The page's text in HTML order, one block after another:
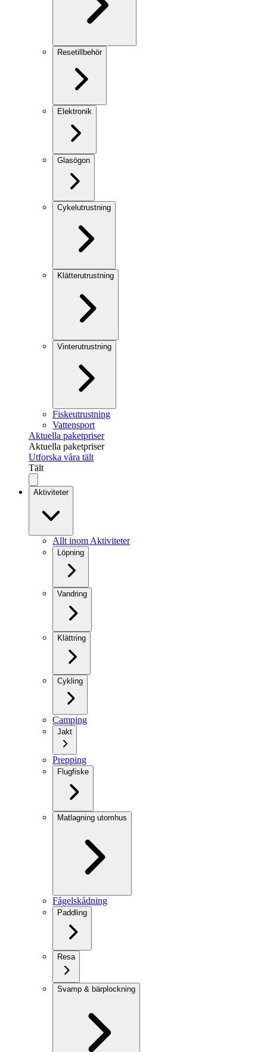
Resetillbehör
Elektronik
Glasögon
Cykelutrustning
Klätterutrustning
Vinterutrustning
Fiskeutrustning
Vattensport
Aktuella paketpriser
Aktuella paketpriser
Utforska våra tält
Tält
Aktiviteter
Allt inom Aktiviteter
Löpning
Vandring
Klättring
Cykling
Camping
Jakt
Prepping
Flugfiske
Matlagning utomhus
Fågelskådning
Paddling
Resa
Svamp & bärplockning